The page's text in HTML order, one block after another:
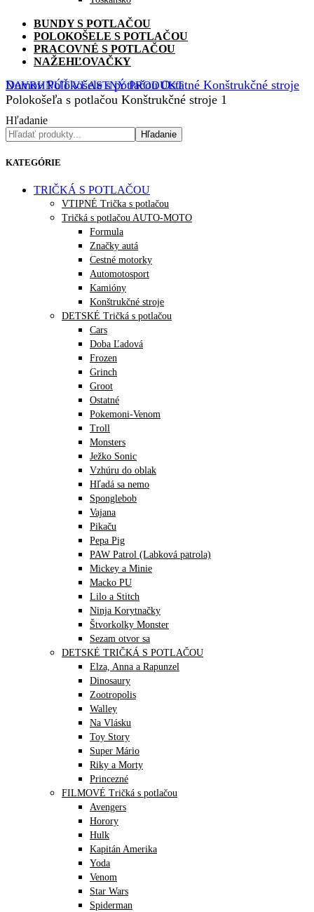
BUNDY S POTLAČOU
POLOKOŠELE S POTLAČOU
PRACOVNÉ S POTLAČOU
NAŽEHĽOVAČKY
NAVRHNÚŤ VLASTNÝ PRODUKT
DomovPolokošele s potlačouOstatné Konštrukčné stroje
Polokošeľa s potlačou Konštrukčné stroje 1
Hľadanie
Hľadanie
KATEGÓRIE
TRIČKÁ S POTLAČOU
VTIPNÉ Trička s potlačou
Tričká s potlačou AUTO-MOTO
Formula
Značky autá
Cestné motorky
Automotosport
Kamióny
Konštrukčné stroje
DETSKÉ Tričká s potlačou
Cars
Doba Ľadová
Frozen
Grinch
Groot
Ostatné
Pokemoni-Venom
Troll
Monsters
Ježko Sonic
Vzhúru do oblak
Hľadá sa nemo
Sponglebob
Vajana
Pikaču
Pepa Pig
PAW Patrol (Labková patrola)
Mickey a Minie
Macko PU
Lilo a Stitch
Ninja Korytnačky
Štvorkolky Monster
Sezam otvor sa
DETSKÉ TRIČKÁ S POTLAČOU
Elza, Anna a Rapunzel
Dinosaury
Zootropolis
Walley
Na Vlásku
Toy Story
Super Mário
Riky a Morty
Princezné
FILMOVÉ Tričká s potlačou
Avengers
Horory
Hulk
Kapitán Amerika
Yoda
Venom
Star Wars
Spiderman